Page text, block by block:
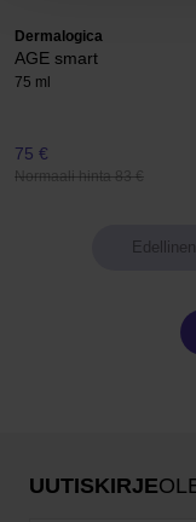
Dermalogica
AGE smart
75 ml
75 €
Normaali hinta 83 €
UUTISKIRJE